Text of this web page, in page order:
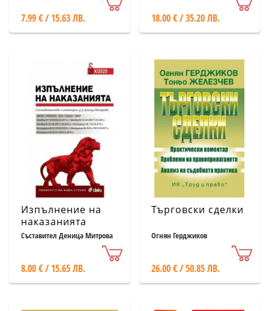
7.99 € / 15.63 ЛВ. 18.00 € / 35.20 ЛВ.
Изпълнение на
наказанията
Х/2025
Съставител Деница Митрова
8.00 € / 15.65 ЛВ.
Търговски сделки
Огнян Герджиков
26.00 € / 50.85 ЛВ.